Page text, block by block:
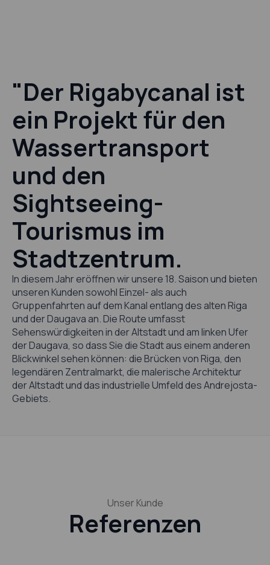
"Der Rigabycanal ist
ein Projekt für den
Wassertransport
und den
Sightseeing-
Tourismus im
Stadtzentrum.
In diesem Jahr eröffnen wir unsere 18. Saison und bieten
unseren Kunden sowohl Einzel- als auch
Gruppenfahrten auf dem Kanal entlang des alten Riga
und der Daugava an. Die Route umfasst
Sehenswürdigkeiten in der Altstadt und am linken Ufer
der Daugava, so dass Sie die Stadt aus einem anderen
Blickwinkel sehen können: die Brücken von Riga, den
legendären Zentralmarkt, die malerische Architektur
der Altstadt und das industrielle Umfeld des Andrejosta-
Gebiets.
Unser Kunde
Referenzen